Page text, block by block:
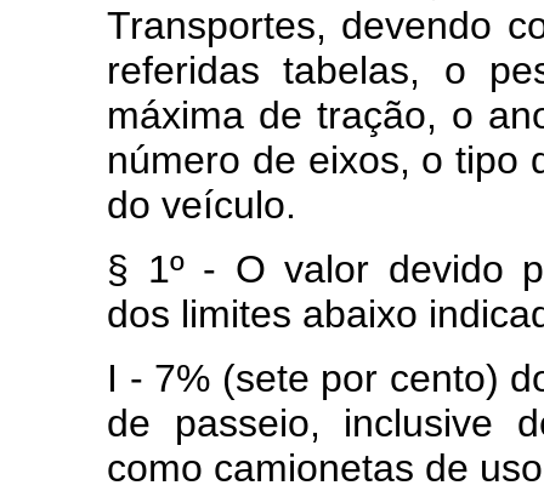
Transportes, devendo
referidas tabelas, o
máxima de tração, o
número de eixos, o tipo
do veículo.
§ 1º - O valor devido
dos limites abaixo
I - 7% (sete por cento)
de passeio, inclusive
como camionetas de